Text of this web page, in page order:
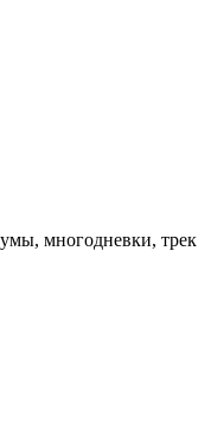
многодневки, трек